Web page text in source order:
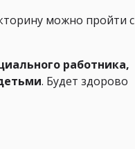
можно пройти
работника,
. Будет здорово